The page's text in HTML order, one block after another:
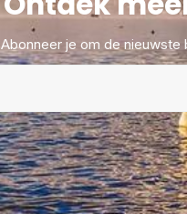
Abonneer je om de nieuwste